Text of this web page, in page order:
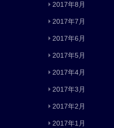
2017年8月
2017年7月
2017年6月
2017年5月
2017年4月
2017年3月
2017年2月
2017年1月